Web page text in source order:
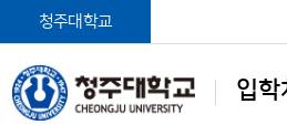
입학
청주대학교